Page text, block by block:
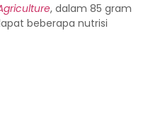
, dalam 85 gram
beberapa nutrisi